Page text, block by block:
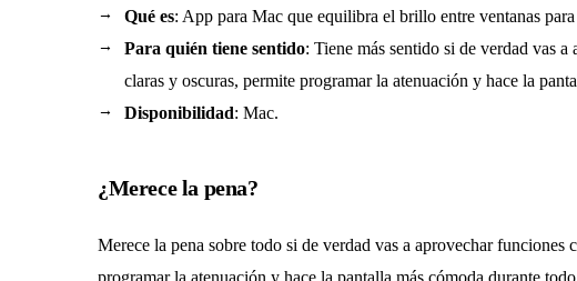
Qué es: App para Mac que equilibra el brillo entre ventanas
Para quién tiene sentido: Tiene más sentido si de verdad vas
claras y oscuras, permite programar la atenuación y hace la
Disponibilidad: Mac.
¿Merece la pena?
Merece la pena sobre todo si de verdad vas a aprovechar funciones
programar la atenuación y hace la pantalla más cómoda durante